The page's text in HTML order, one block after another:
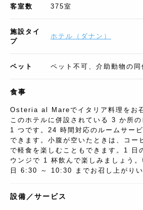
客室数 375室
施設タイ
プ
ホテル （ ダナン ）
ペット ペット不可、介助動物の同
食事
Osteria al Mareでイタリア料理をお
このホテルに併設されている 3 か所
1 つです。24 時間対応のルームサー
できます。小腹が空いたときは、コー
で軽食を楽しむこともできます。1 日
ウンジで 1 杯飲んで楽しみましょう
日 6:30 ～ 10:30 までお召し上がりい
設備／サービス